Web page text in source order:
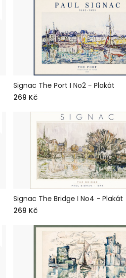
Signac The Port I No2 - Plakát
269 Kč
Signac The Bridge I No4 - Plakát
269 Kč